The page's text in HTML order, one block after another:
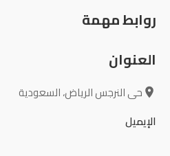
روابط مهمة
العنوان
حى النرجس الرياض، السعودية
الإيميل